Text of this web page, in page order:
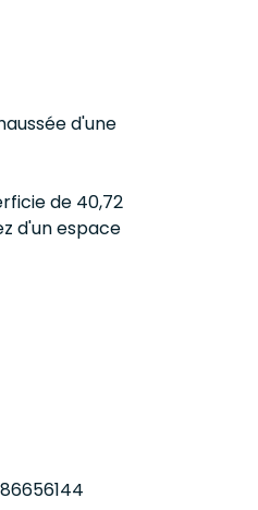
d'une
de 40,72
d'un espace